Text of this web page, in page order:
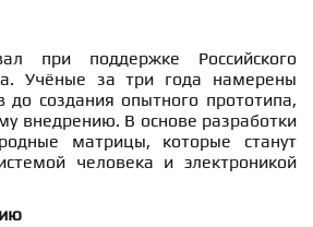
при поддержке Российского
Учёные за три года намерены
создания опытного прототипа,
внедрению. В основе разработки
матрицы, которые станут
человека и электроникой